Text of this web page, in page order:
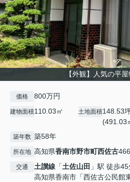
【外観】人気の平
価格 800万円
建物面積110.03㎡ 土地面積148.53
(491.03
築年数 築58年
所在地 高知県香南市野市町西佐古
交通 土讃線 「土佐山田 」駅 徒歩
高知県香南市「西佐古公民